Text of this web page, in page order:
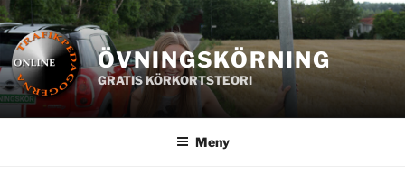
Hoppa
till
innehåll
ÖVNINGSKÖRNING
GRATIS KÖRKORTSTEORI
Meny